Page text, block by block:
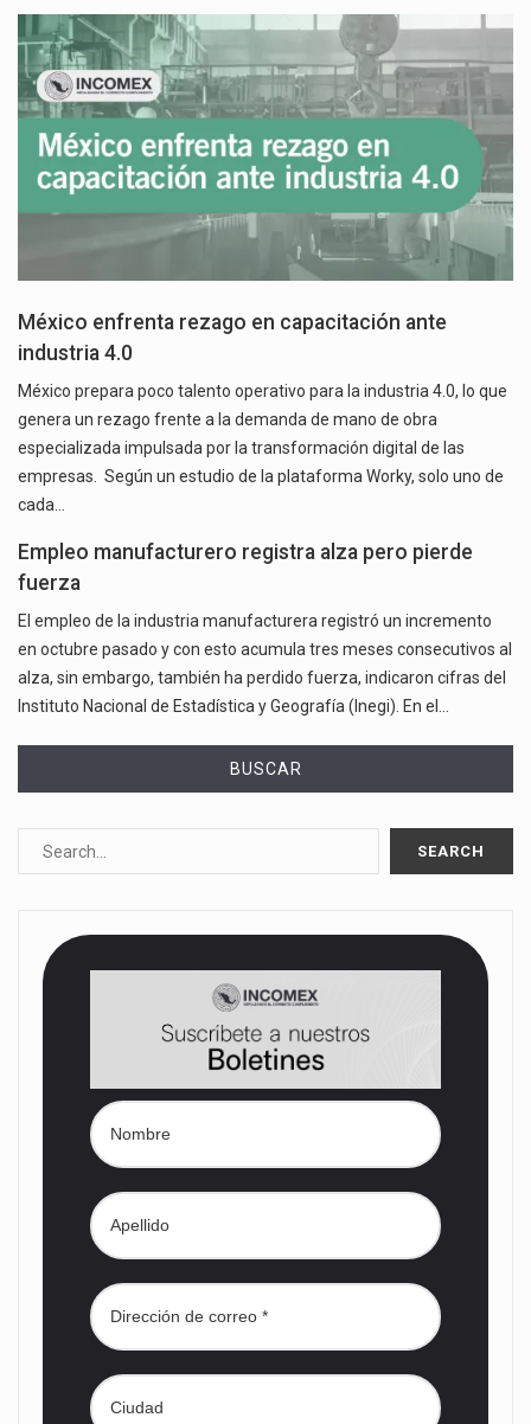
México enfrenta rezago en capacitación ante
industria 4.0
México prepara poco talento operativo para la industria 4.0, lo que
genera un rezago frente a la demanda de mano de obra
especializada impulsada por la transformación digital de las
empresas. Según un estudio de la plataforma Worky, solo uno de
cada…
Empleo manufacturero registra alza pero pierde
fuerza
El empleo de la industria manufacturera registró un incremento
en octubre pasado y con esto acumula tres meses consecutivos al
alza, sin embargo, también ha perdido fuerza, indicaron cifras del
Instituto Nacional de Estadística y Geografía (Inegi). En el…
BUSCAR